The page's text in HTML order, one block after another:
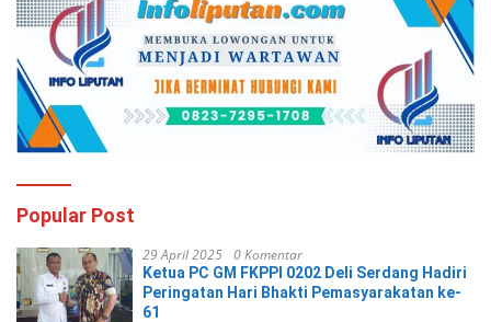
Popular Post
29 April 2025 0 Komentar
Ketua PC GM FKPPI 0202 Deli Serdang Hadiri
Peringatan Hari Bhakti Pemasyarakatan ke-
61